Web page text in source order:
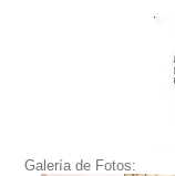
Galería de Fotos: